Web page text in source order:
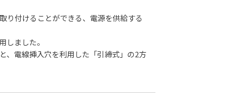
り付けることができる、電源を供給する
しました。
、電線挿入穴を利用した「引締式」の2方